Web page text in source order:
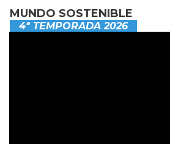
MUNDO SOSTENIBLE
4ª TEMPORADA 2026